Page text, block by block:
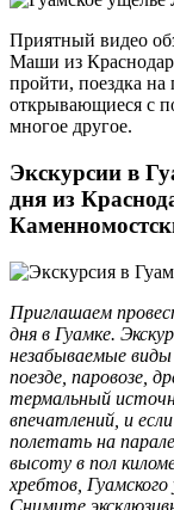
Приятный видео
Маши из
пройти, поездка на
открывающиеся с
многое другое.
Экскурсии в
дня из
Приглашаем
дня в Гуамке.
незабываемые
поезде, паровозе,
термальный
впечатлений, и
полетать на
высоту в пол
хребтов,
Снимите